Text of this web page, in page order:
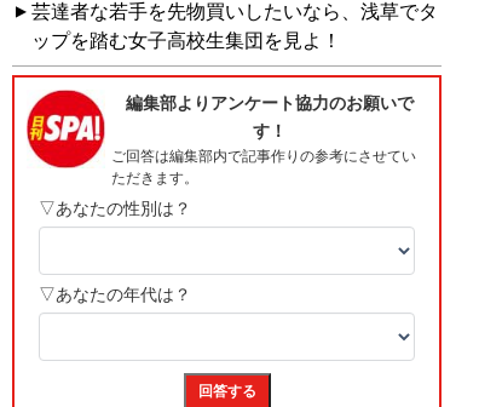
芸達者な若手を先物買いしたいなら、浅草でタ
ップを踏む女子高校生集団を見よ！